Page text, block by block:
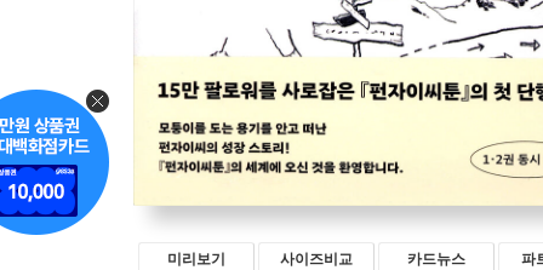
미리보기 사이즈비교 카드뉴스 파